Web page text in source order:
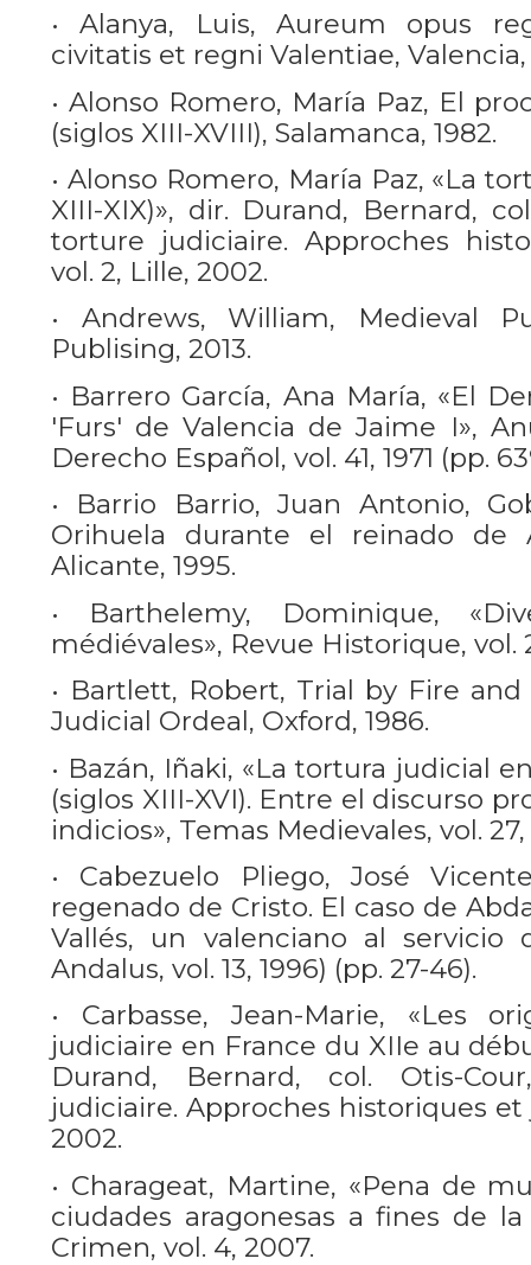
• Alanya, Luis, Aureum opus
civitatis et regni Valentiae, Valencia,
• Alonso Romero, María Paz, El
(siglos XIII-XVIII), Salamanca, 1982.
• Alonso Romero, María Paz, «La
XIII-XIX)», dir. Durand, Bernard,
torture judiciaire. Approches
vol. 2, Lille, 2002.
• Andrews, William, Medieval
Publising, 2013.
• Barrero García, Ana María, «El
'Furs' de Valencia de Jaime I»,
Derecho Español, vol. 41, 1971 (pp.
• Barrio Barrio, Juan Antonio,
Orihuela durante el reinado de
Alicante, 1995.
• Barthelemy, Dominique,
médiévales», Revue Historique, vol.
• Bartlett, Robert, Trial by Fire
Judicial Ordeal, Oxford, 1986.
• Bazán, Iñaki, «La tortura judicial
(siglos XIII-XVI). Entre el discurso
indicios», Temas Medievales, vol. 27,
• Cabezuelo Pliego, José
regenado de Cristo. El caso de
Vallés, un valenciano al servicio
Andalus, vol. 13, 1996) (pp. 27-46).
• Carbasse, Jean-Marie, «Les
judiciaire en France du XIIe au
Durand, Bernard, col. Otis-
judiciaire. Approches historiques et
2002.
• Charageat, Martine, «Pena de
ciudades aragonesas a fines de
Crimen, vol. 4, 2007.